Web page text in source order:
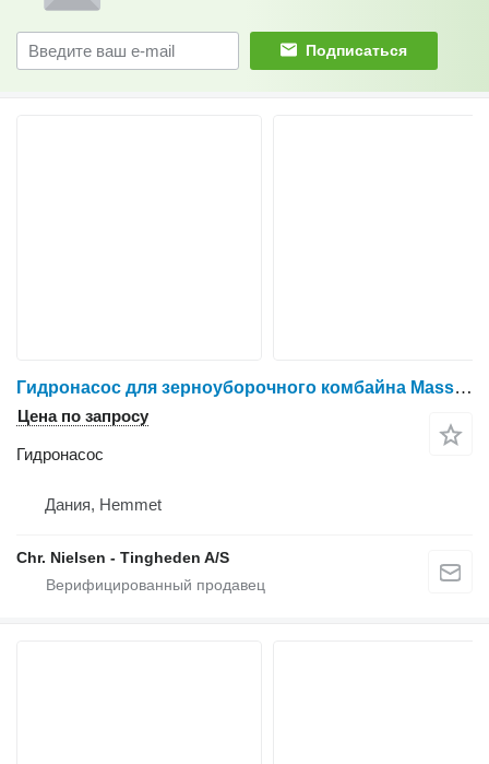
Подписаться
Гидронасос для зерноуборочного комбайна Massey Ferguson 9280
Цена по запросу
Гидронасос
Дания, Hemmet
Chr. Nielsen - Tingheden A/S